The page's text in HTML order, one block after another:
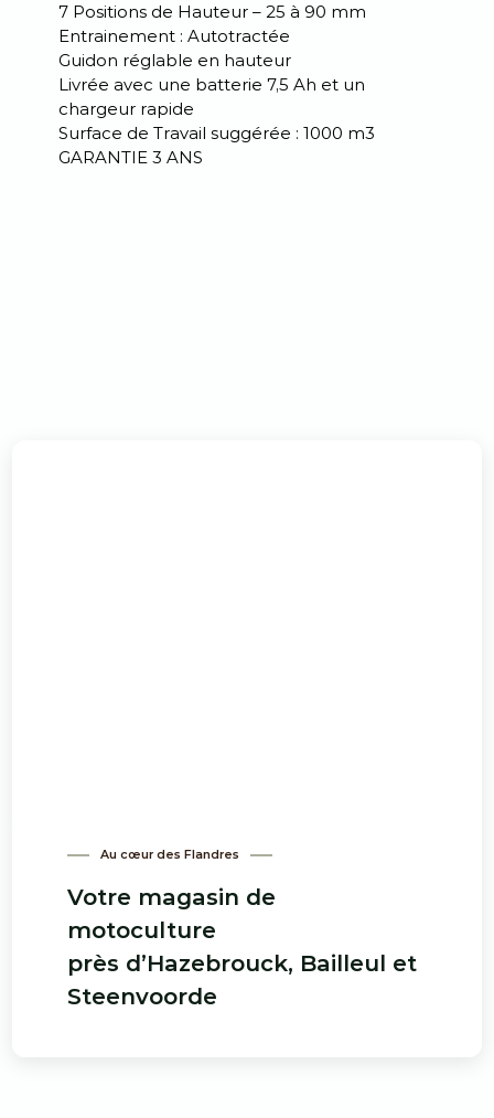
7 Positions de Hauteur – 25 à 90 mm
Entrainement : Autotractée
Guidon réglable en hauteur
Livrée avec une batterie 7,5 Ah et un
chargeur rapide
Surface de Travail suggérée : 1000 m3
GARANTIE 3 ANS
Au cœur des Flandres
Votre magasin de
motoculture
près d’Hazebrouck, Bailleul et
Steenvoorde